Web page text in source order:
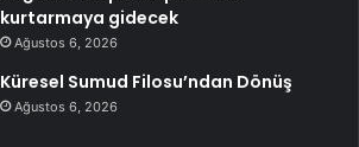
kurtarmaya gidecek
Ağustos 6, 2026
Küresel Sumud Filosu’ndan Dönüş
Ağustos 6, 2026